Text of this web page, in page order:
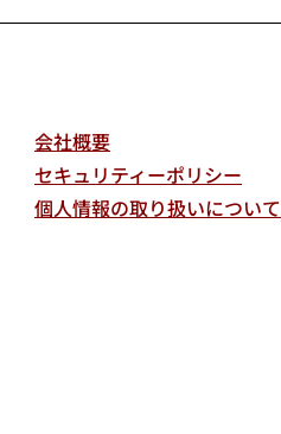
会社概要
セキュリティーポリシー
個人情報の取り扱いについて